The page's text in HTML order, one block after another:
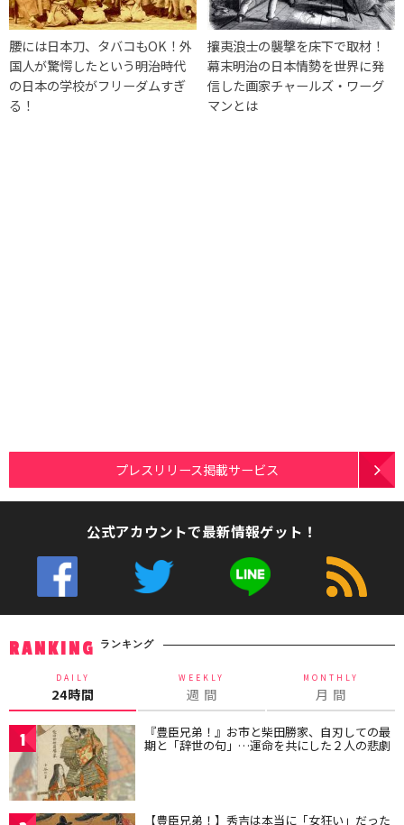
腰には日本刀、タバコもOK！外
国人が驚愕したという明治時代
の日本の学校がフリーダムすぎ
る！
攘夷浪士の襲撃を床下で取材！
幕末明治の日本情勢を世界に発
信した画家チャールズ・ワーグ
マンとは
プレスリリース掲載サービス
公式アカウントで最新情報ゲット！
RANKING ランキング
DAILY
24時間
WEEKLY
週 間
MONTHLY
月 間
1 『豊臣兄弟！』お市と柴田勝家、自刃しての最
期と「辞世の句」…運命を共にした２人の悲劇
【豊臣兄弟！】秀吉は本当に「女狂い」だった